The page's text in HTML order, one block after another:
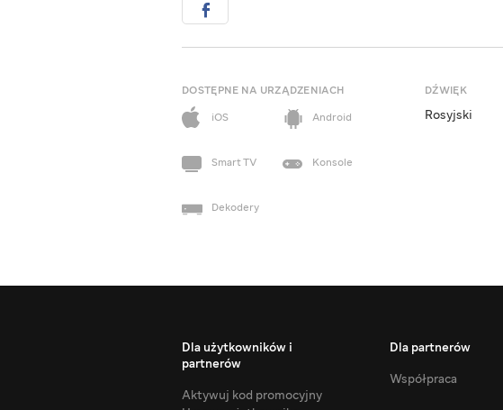
DOSTĘPNE NA URZĄDZENIACH
iOS
Android
Smart TV Konsole
Dekodery
DŹWIĘK
Rosyjski
Dla użytkowników i
partnerów
Aktywuj kod promocyjny
Dla partnerów
Współpraca